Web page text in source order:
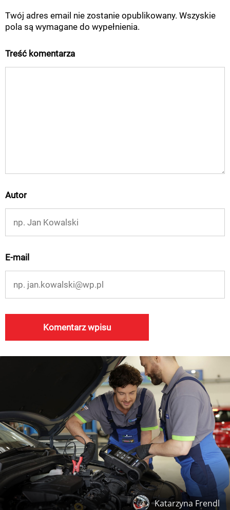
Twój adres email nie zostanie opublikowany. Wszyskie
pola są wymagane do wypełnienia.
Treść komentarza
Autor
E-mail
Katarzyna Frendl